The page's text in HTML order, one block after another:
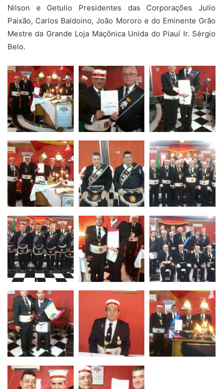
Nilson e Getulio Presidentes das Corporações Julio
Paixão, Carlos Baldoino, João Mororo e do Eminente Grão
Mestre da Grande Loja Maçônica Unida do Piauí Ir. Sérgio
Belo.